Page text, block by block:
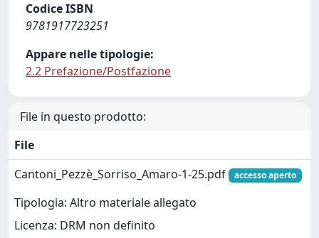
Codice ISBN
9781917723251
Appare nelle tipologie:
2.2 Prefazione/Postfazione
File in questo prodotto:
File
Cantoni_Pezzè_Sorriso_Amaro-1-25.pdf
accesso aperto
Tipologia: Altro materiale allegato
Licenza: DRM non definito